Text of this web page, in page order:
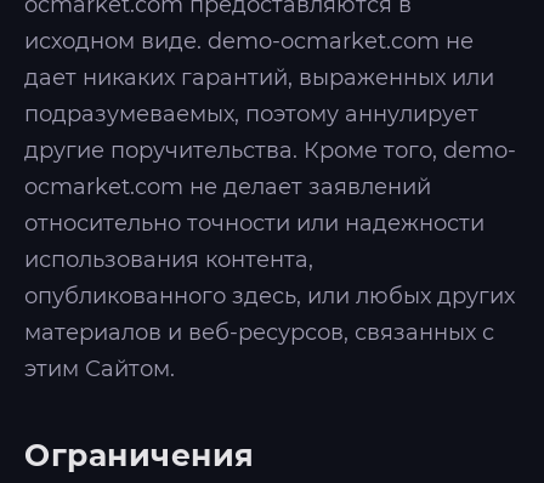
исходном виде. demo-ocmarket.com не
дает никаких гарантий, выраженных или
подразумеваемых, поэтому аннулирует
другие поручительства. Кроме того, demo-
ocmarket.com не делает заявлений
относительно точности или надежности
использования контента,
опубликованного здесь, или любых других
материалов и веб-ресурсов, связанных с
этим Сайтом.
Ограничения